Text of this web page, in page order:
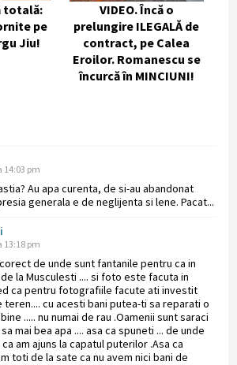
totală:
pe
Jiu!
VIDEO. Încă o
prelungire ILEGALĂ de
contract, pe Calea
Eroilor. Romanescu se
încurcă în MINCIUNI!
14:03 pm
Au apa curenta, de si-au abandonat
generala e de neglijenta si lene. Pacat...
13:18 pm
de unde sunt fantanile pentru ca in
la Musculesti .... si foto este facuta in
ca pentru fotografiile facute ati investit
teren.... cu acesti bani putea-ti sa reparati o
..... nu numai de rau .Oamenii sunt saraci
mai bea apa .... asa ca spuneti ... de unde
am ajuns la capatul puterilor .Asa ca
toti de la sate ca nu avem nici bani de